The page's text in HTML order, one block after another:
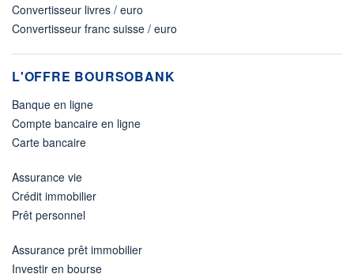
Convertisseur livres / euro
Convertisseur franc suisse / euro
L'OFFRE BOURSOBANK
Banque en ligne
Compte bancaire en ligne
Carte bancaire
Assurance vie
Crédit immobilier
Prêt personnel
Assurance prêt immobilier
Investir en bourse